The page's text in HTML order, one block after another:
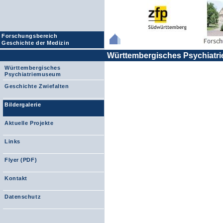
Forschungsbereich
Geschichte der Medizin
Württembergisches
Württembergisches
Psychiatriemuseum
Geschichte Zwiefalten
Bildergalerie
Aktuelle Projekte
Links
Flyer (PDF)
Kontakt
Datenschutz